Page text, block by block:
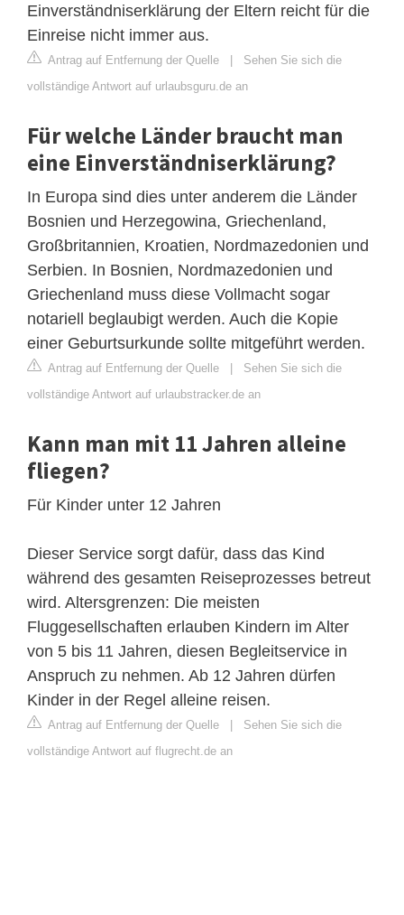
Einverständniserklärung der Eltern reicht für die
Einreise nicht immer aus.
Antrag auf Entfernung der Quelle | Sehen Sie sich die
vollständige Antwort auf urlaubsguru.de an
Für welche Länder braucht man
eine Einverständniserklärung?
In Europa sind dies unter anderem die Länder
Bosnien und Herzegowina, Griechenland,
Großbritannien, Kroatien, Nordmazedonien und
Serbien. In Bosnien, Nordmazedonien und
Griechenland muss diese Vollmacht sogar
notariell beglaubigt werden. Auch die Kopie
einer Geburtsurkunde sollte mitgeführt werden.
Antrag auf Entfernung der Quelle | Sehen Sie sich die
vollständige Antwort auf urlaubstracker.de an
Kann man mit 11 Jahren alleine
fliegen?
Für Kinder unter 12 Jahren
Dieser Service sorgt dafür, dass das Kind
während des gesamten Reiseprozesses betreut
wird. Altersgrenzen: Die meisten
Fluggesellschaften erlauben Kindern im Alter
von 5 bis 11 Jahren, diesen Begleitservice in
Anspruch zu nehmen. Ab 12 Jahren dürfen
Kinder in der Regel alleine reisen.
Antrag auf Entfernung der Quelle | Sehen Sie sich die
vollständige Antwort auf flugrecht.de an